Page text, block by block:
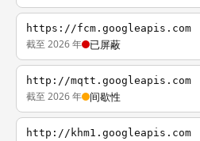
https://fcm.googleapis.com
截至 2026 年 已屏蔽
http://mqtt.googleapis.com
截至 2026 年 间歇性
http://khm1.googleapis.com